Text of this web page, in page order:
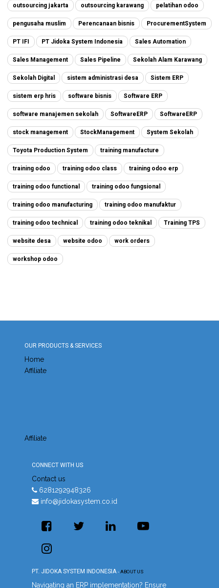
outsourcing jakarta outsourcing karawang pelatihan odoo
pengusaha muslim Perencanaan bisnis ProcurementSystem
PT IFI PT Jidoka System Indonesia Sales Automation
Sales Management Sales Pipeline Sekolah Alam Karawang
Sekolah Digital sistem administrasi desa Sistem ERP
sistem erp hris software bisnis Software ERP
software manajemen sekolah SoftwareERP SoftwareERP
stock management StockManagement System Sekolah
Toyota Production System training manufacture
training odoo training odoo class training odoo erp
training odoo functional training odoo fungsional
training odoo manufacturing training odoo manufaktur
training odoo technical training odoo teknikal Training TPS
website desa website odoo work orders
workshop odoo
OUR PRODUCTS & SERVICES
Home
Affiliate
Affiliate
CONNECT WITH US
Contact us
6281292948326
info@jidokasystem.co.id
PT. JIDOKA SYSTEM INDONESIA -ABOUT US
Navigating an ERP implementation? Ensure